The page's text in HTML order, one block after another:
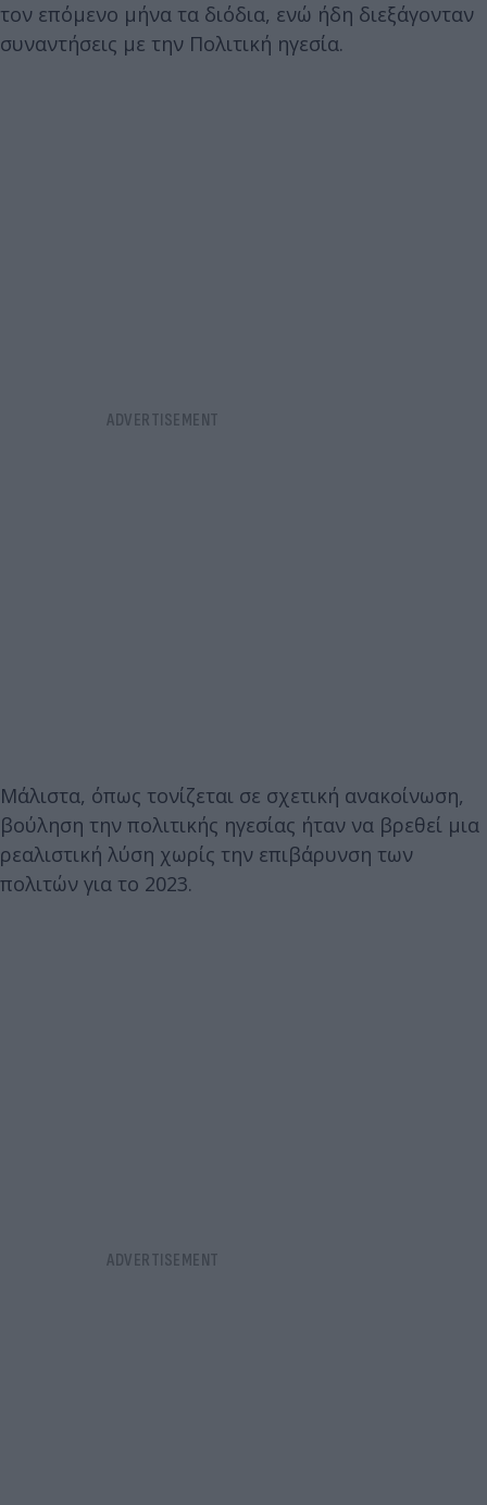
τον επόμενο μήνα τα διόδια, ενώ ήδη διεξάγονταν
συναντήσεις με την Πολιτική ηγεσία.
Μάλιστα, όπως τονίζεται σε σχετική ανακοίνωση,
βούληση την πολιτικής ηγεσίας ήταν να βρεθεί μια
ρεαλιστική λύση χωρίς την επιβάρυνση των
πολιτών για το 2023.